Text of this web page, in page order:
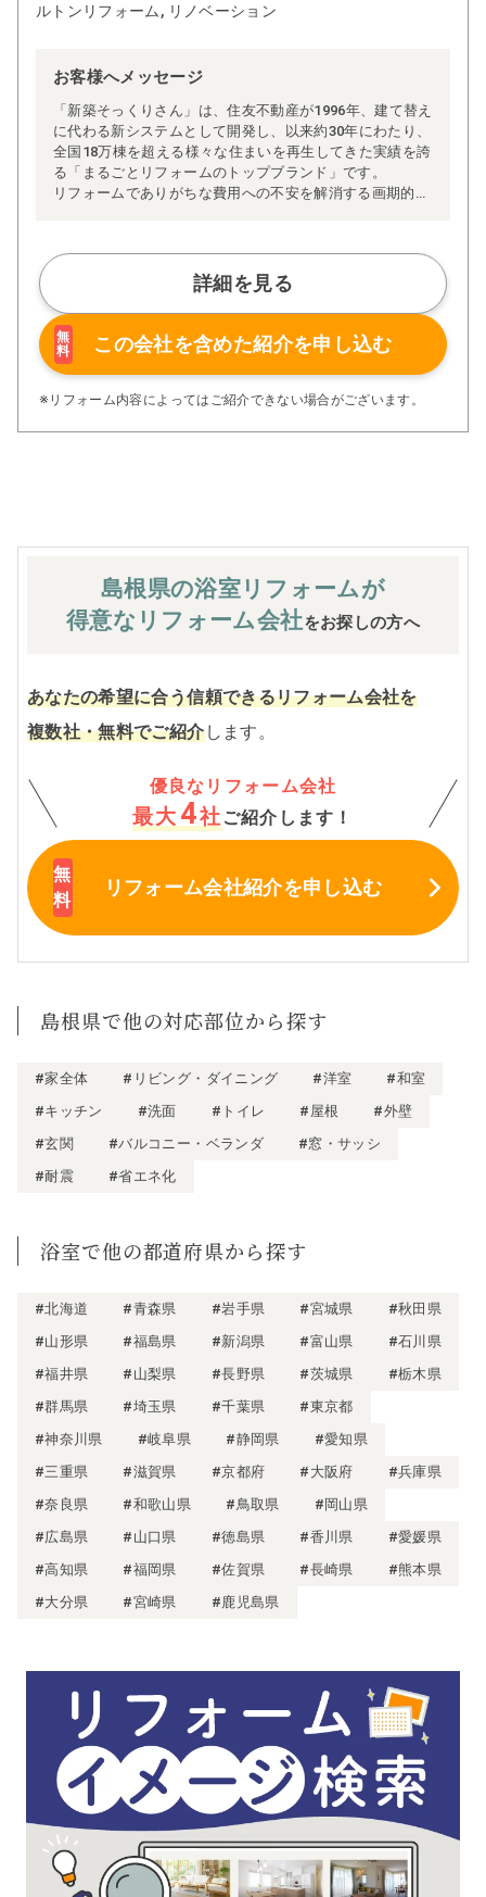
ルトンリフォーム, リノベーション
お客様へメッセージ
「新築そっくりさん」は、住友不動産が1996年、建て替え
に代わる新システムとして開発し、以来約30年にわたり、
全国18万棟を超える様々な住まいを再生してきた実績を誇
る「まるごとリフォームのトップブランド」です。
リフォームでありがちな費用への不安を解消する画期的な
ム」、経験豊かなセールスエンジニアによる「一貫担当
制」などが高い信頼を得ています。
また、大規模リフォームに習熟した施工管理者が現場を統
括する「専属棟梁制」、豊富な実績に裏付けられた充実の
施工マニュアルや検査体制により高い施工品質を実現。
さらに、住友不動産のリフォームならではの充実の保証、
アフターサービス体制で工事後も安心です。
ぜひ、あなたの大切なお住まいの再生を私たちにお任せく
詳細を見る
無
料
この会社を含めた紹介を申し込む
※リフォーム内容によってはご紹介できない場合がございます。
島根県の浴室 リフォームが
得意なリフォーム会社をお探しの方へ
あなたの希望に合う信頼できるリフォーム会社を
複数社・無料でご紹介します。
優良なリフォーム会社
最大 4社 ご紹介します！
リフォーム会社紹介を申し込む
島根県で他の対応部位から探す
#家全体 #リビング・ダイニング #洋室
#和室
#キッチン
#洗面 #トイレ #屋根
#外壁
#玄関
#バルコニー・ベランダ
#窓・サッシ
#耐震
#省エネ化
浴室で他の都道府県から探す
#北海道 #青森県 #岩手県 #宮城県
#秋田県
#山形県
#福島県 #新潟県 #富山県
#石川県
#福井県
#山梨県 #長野県 #茨城県
#栃木県
#群馬県
#埼玉県 #千葉県
#東京都
#神奈川県
#岐阜県 #静岡県
#愛知県
#三重県
#滋賀県 #京都府 #大阪府
#兵庫県
#奈良県
#和歌山県 #鳥取県
#岡山県
#広島県
#山口県 #徳島県 #香川県
#愛媛県
#高知県
#福岡県 #佐賀県 #長崎県
#熊本県
#大分県
#宮崎県 #鹿児島県